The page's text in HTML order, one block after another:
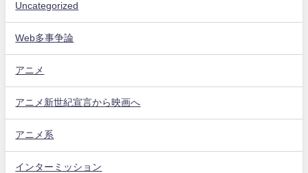
Uncategorized
Web多事争論
アニメ
アニメ新世紀宣言から映画へ
アニメ系
インターミッション